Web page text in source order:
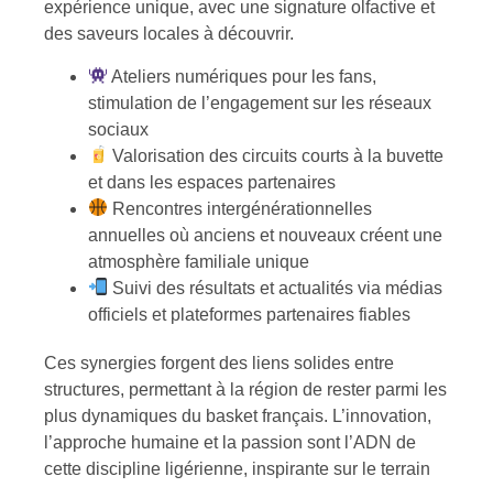
expérience unique, avec une signature olfactive et
des saveurs locales à découvrir.
Ateliers numériques pour les fans,
stimulation de l’engagement sur les réseaux
sociaux
Valorisation des circuits courts à la buvette
et dans les espaces partenaires
Rencontres intergénérationnelles
annuelles où anciens et nouveaux créent une
atmosphère familiale unique
Suivi des résultats et actualités via médias
officiels et plateformes partenaires fiables
Ces synergies forgent des liens solides entre
structures, permettant à la région de rester parmi les
plus dynamiques du basket français. L’innovation,
l’approche humaine et la passion sont l’ADN de
cette discipline ligérienne, inspirante sur le terrain